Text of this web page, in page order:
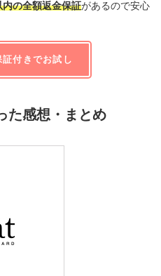
内の全額返金保証があるので安心
証付きでお試し
た感想・まとめ